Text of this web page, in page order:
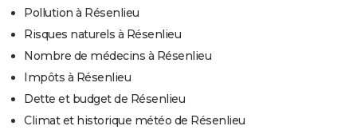
Pollution à Résenlieu
Risques naturels à Résenlieu
Nombre de médecins à Résenlieu
Impôts à Résenlieu
Dette et budget de Résenlieu
Climat et historique météo de Résenlieu